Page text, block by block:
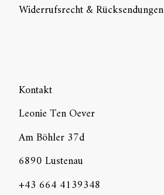
Widerrufsrecht & Rücksendungen
Kontakt
Leonie Ten Oever
Am Böhler 37d
6890 Lustenau
+43 664 4139348